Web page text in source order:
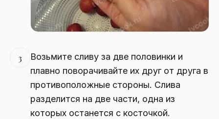
3
Возьмите сливу за две половинки и
плавно поворачивайте их друг от друга в
противоположные стороны. Слива
разделится на две части, одна из
которых останется с косточкой.